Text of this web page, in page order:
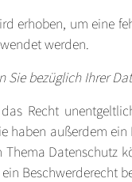
erhoben, um eine
werden.
Sie bezüglich Ihrer
Recht
haben außerdem
Thema Datenschutz
Beschwerderecht